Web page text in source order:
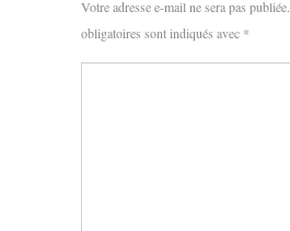
Votre adresse e-mail ne sera pas publiée.
obligatoires sont indiqués avec *